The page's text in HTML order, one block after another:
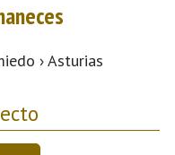
› Asturias